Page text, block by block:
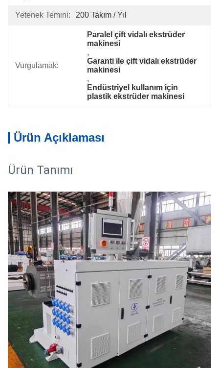
Yetenek Temini: 200 Takım / Yıl
Vurgulamak:
Paralel çift vidalı ekstrüder
makinesi
,
Garanti ile çift vidalı ekstrüder
makinesi
,
Endüstriyel kullanım için
plastik ekstrüder makinesi
Ürün Açıklaması
Ürün Tanımı